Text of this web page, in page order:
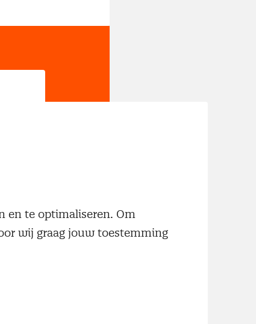
en te optimaliseren. Om
wij graag jouw toestemming